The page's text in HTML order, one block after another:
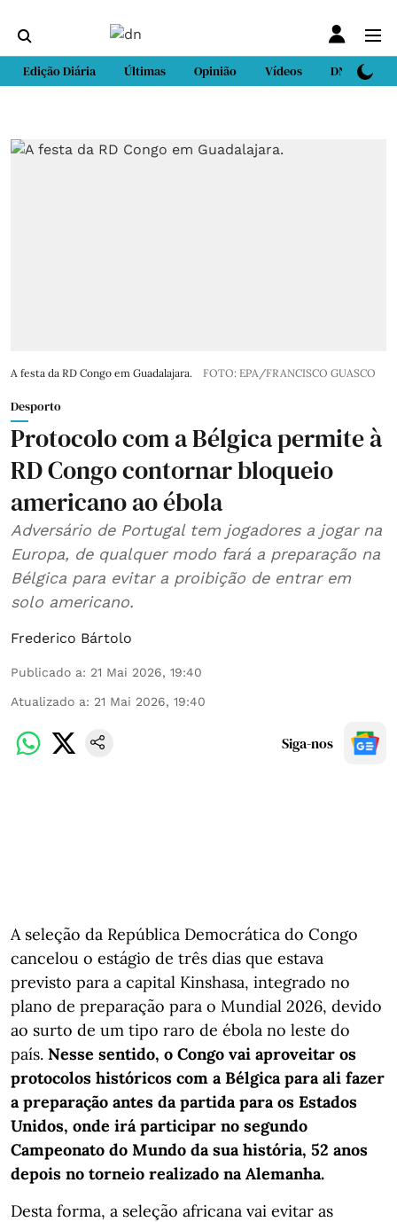
Edição Diária Últimas Opinião Vídeos DN Sport
A festa da RD Congo em Guadalajara. FOTO: EPA/FRANCISCO GUASCO
Desporto
Protocolo com a Bélgica permite à
RD Congo contornar bloqueio
americano ao ébola
Adversário de Portugal tem jogadores a jogar na
Europa, de qualquer modo fará a preparação na
Bélgica para evitar a proibição de entrar em
solo americano.
Frederico Bártolo
Publicado a: 21 Mai 2026, 19:40
Atualizado a: 21 Mai 2026, 19:40
Siga-nos
A seleção da República Democrática do Congo
cancelou o estágio de três dias que estava
previsto para a capital Kinshasa, integrado no
plano de preparação para o Mundial 2026, devido
ao surto de um tipo raro de ébola no leste do
país. Nesse sentido, o Congo vai aproveitar os
protocolos históricos com a Bélgica para ali fazer
a preparação antes da partida para os Estados
Unidos, onde irá participar no segundo
Campeonato do Mundo da sua história, 52 anos
depois no torneio realizado na Alemanha.
Desta forma, a seleção africana vai evitar as